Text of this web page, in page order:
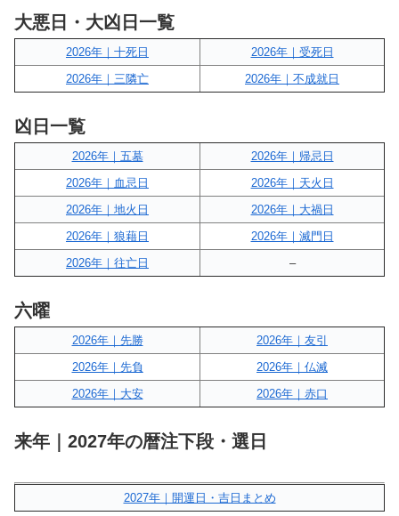
大悪日・大凶日一覧
2026年｜十死日
2026年｜受死日
2026年｜三隣亡
2026年｜不成就日
凶日一覧
2026年｜五墓
2026年｜帰忌日
2026年｜血忌日
2026年｜天火日
2026年｜地火日
2026年｜大禍日
2026年｜狼藉日
2026年｜滅門日
2026年｜往亡日
–
六曜
2026年｜先勝
2026年｜友引
2026年｜先負
2026年｜仏滅
2026年｜大安
2026年｜赤口
来年｜2027年の暦注下段・選日
2027年｜開運日・吉日まとめ